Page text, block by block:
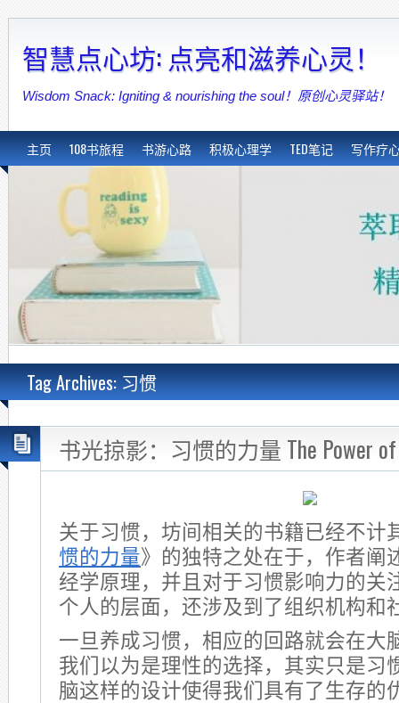
智慧点心坊: 点亮和滋养心灵！
Wisdom Snack: Igniting & nourishing the soul！原创心灵驿站！
主页 108书旅程 书游心路 积极心理学 TED笔记 写作疗
Tag Archives: 习惯
书光掠影：习惯的力量 The Power
关于习惯，坊间相关的书籍已经不计
惯的力量》的独特之处在于，作者阐
经学原理，并且对于习惯影响力的关
个人的层面，还涉及到了组织机构和
一旦养成习惯，相应的回路就会在大
我们以为是理性的选择，其实只是习
脑这样的设计使得我们具有了生存的